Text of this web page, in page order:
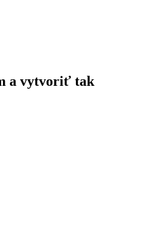
a vytvoriť tak